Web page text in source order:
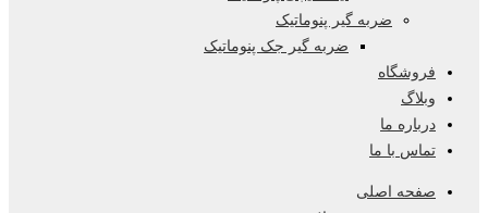
ضربه گیر پنوماتیک
ضربه گیر جک پنوماتیک
فروشگاه
وبلاگ
درباره ما
تماس با ما
صفحه اصلی